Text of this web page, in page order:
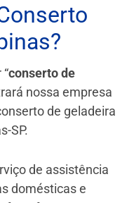
conserto de
nossa empresa
de geladeira
SP.
de assistência
domésticas e